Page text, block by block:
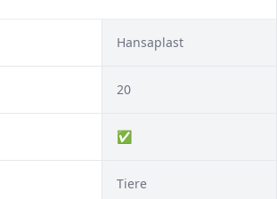
Hansaplast
20
✅
Tiere